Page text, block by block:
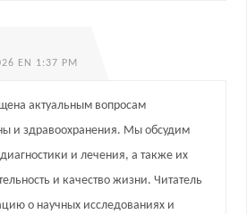
EN 1:37 PM
актуальным вопросам
и здравоохранения. Мы обсудим
и лечения, а также их
и качество жизни. Читатель
о научных исследованиях и